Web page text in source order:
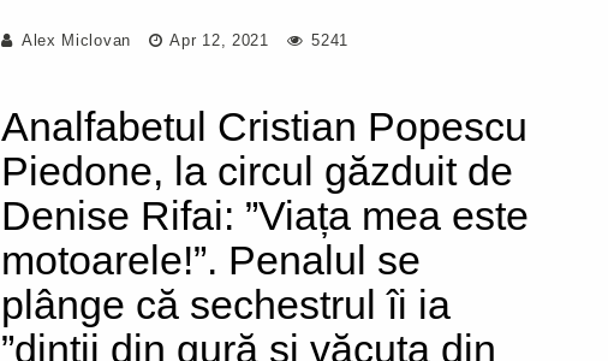
Alex Miclovan Apr 12, 2021 5241
Analfabetul Cristian Popescu
Piedone, la circul găzduit de
Denise Rifai: ”Viața mea este
motoarele!”. Penalul se
plânge că sechestrul îi ia
”dinții din gură și văcuța din